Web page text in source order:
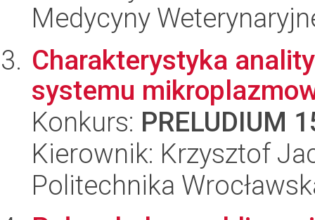
Medycyny
Charakterystyka
systemu
Konkurs: PRELUDIUM
Kierownik: Krzysztof
Politechnika